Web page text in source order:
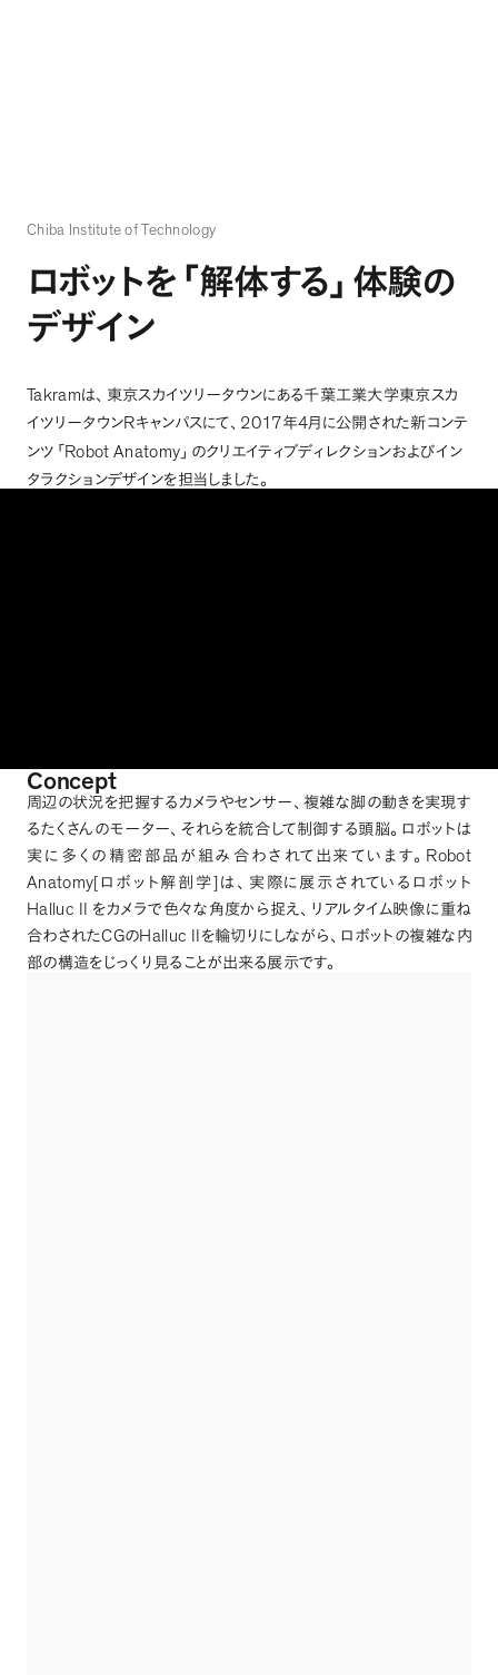
Chiba Institute of Technology
ロボットを 「 解体する 」 体験の
デザイン
Takramは、 東京スカイツリータウンにある千葉工業大学東京スカ
イツリータウンRキャンパスにて、 2017年4月に公開された新コンテ
ンツ 「 Robot Anatomy 」 のクリエイティブディレクションおよびイン
タラクションデザインを担当しました。
Concept
周辺の状況を把握するカメラやセンサー 、 複雑な脚の動きを実現す
るたくさんのモーター、 それらを統合して制御する頭脳。 ロボットは
実に多くの精密部品が組み合わされて出来ています。 Robot
Anatomy[ ロボット解剖学] は 、 実際に展示されているロボット
Halluc II をカメラで色々な角度から捉え、 リアルタイム映像に重ね
合わされたCGのHalluc II を輪切りにしながら 、 ロボットの複雑な内
部の構造をじっくり見ることが出来る展示です。